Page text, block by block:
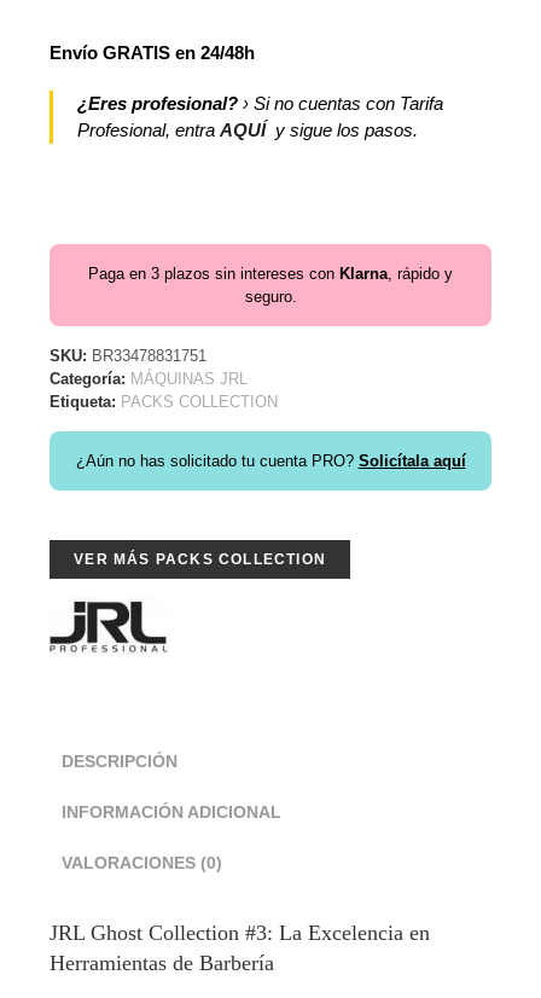
Envío GRATIS en 24/48h
¿Eres profesional? › Si no cuentas con Tarifa
Profesional, entraAQUÍ y sigue los pasos.
Paga en 3 plazos sin intereses con Klarna, rápido y
seguro.
SKU: BR33478831751
Categoría: MÁQUINAS JRL
Etiqueta: PACKS COLLECTION
¿Aún no has solicitado tu cuenta PRO? Solicítala aquí
VER MÁS PACKS COLLECTION
DESCRIPCIÓN
INFORMACIÓN ADICIONAL
VALORACIONES (0)
JRL Ghost Collection #3: La Excelencia en
Herramientas de Barbería